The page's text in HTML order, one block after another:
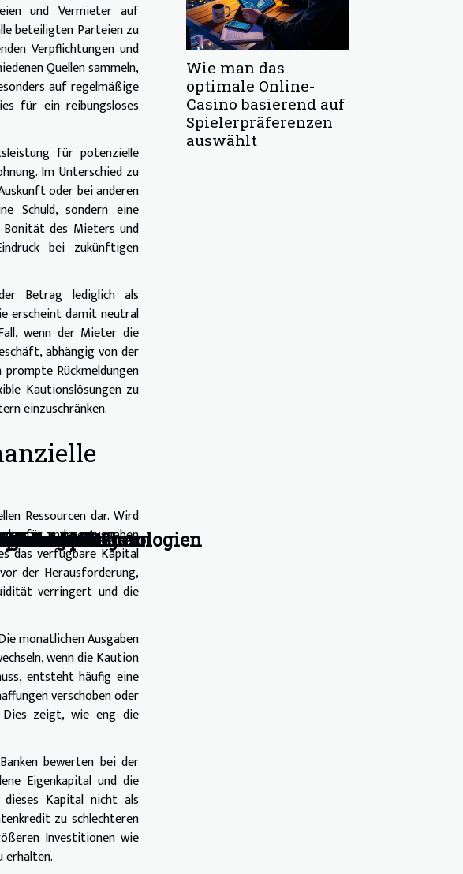
und Vermieter auf
beteiligten Parteien zu
Verpflichtungen und
Quellen sammeln,
auf regelmäßige
für ein reibungsloses
für potenzielle
Im Unterschied zu
oder bei anderen
Schuld, sondern eine
Bonität des Mieters und
bei zukünftigen
Betrag lediglich als
erscheint damit neutral
wenn der Mieter die
abhängig von der
Rückmeldungen
Kautionslösungen zu
einzuschränken.
Ressourcen dar. Wird
für andere Ausgaben
das verfügbare Kapital
der Herausforderung,
verringert und die
monatlichen Ausgaben
wenn die Kaution
entsteht häufig eine
verschoben oder
Dies zeigt, wie eng die
bewerten bei der
Eigenkapital und die
Kapital nicht als
zu schlechteren
Investitionen wie
erhalten.
Wie man das
optimale Online-
Casino basierend auf
Spielerpräferenzen
auswählt
steuern
an?
erleben
Technologien
steigern
1820
Wirtschaft